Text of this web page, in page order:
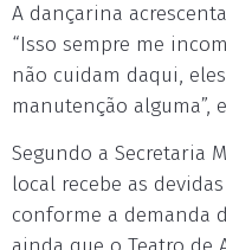
A dançarina
“Isso sempre me
não cuidam daqui,
manutenção alguma”,
Segundo a Secretaria
local recebe as
conforme a demanda